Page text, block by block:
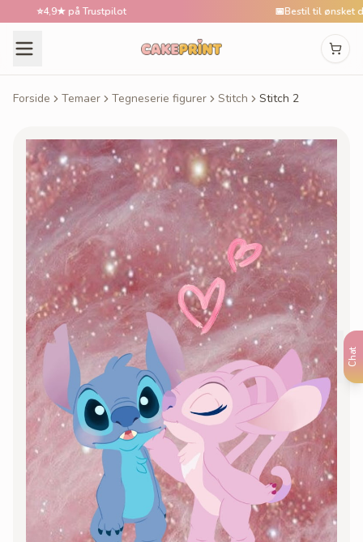
Chat
4,9★ på Trustpilot Bestil til ønsket dato
Forside Temaer Tegneserie figurer Stitch Stitch 2